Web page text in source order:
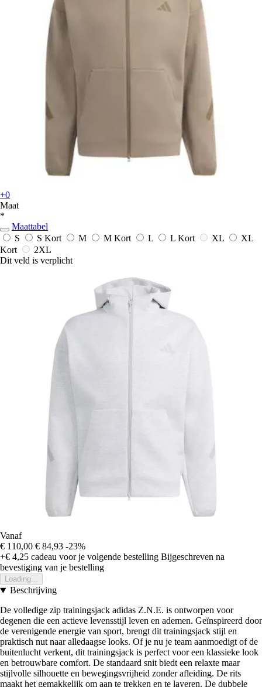
+0
Maat
*
Maattabel
S
S Kort M M Kort L L Kort XL
XL
Kort
2XL
Dit veld is verplicht
Vanaf
€ 110,00 € 84,93 -23%
+€ 4,25 cadeau voor je volgende bestelling Bijgeschreven na
bevestiging van je bestelling
Loading...
Beschrijving
De volledige zip trainingsjack adidas Z.N.E. is ontworpen voor
degenen die een actieve levensstijl leven en ademen. Geïnspireerd door
de verenigende energie van sport, brengt dit trainingsjack stijl en
praktisch nut naar alledaagse looks. Of je nu je team aanmoedigt of de
buitenlucht verkent, dit trainingsjack is perfect voor een klassieke look
en betrouwbare comfort. De standaard snit biedt een relaxte maar
stijlvolle silhouette en bewegingsvrijheid zonder afleiding. De rits
maakt het gemakkelijk om aan te trekken en te layeren. De dubbele